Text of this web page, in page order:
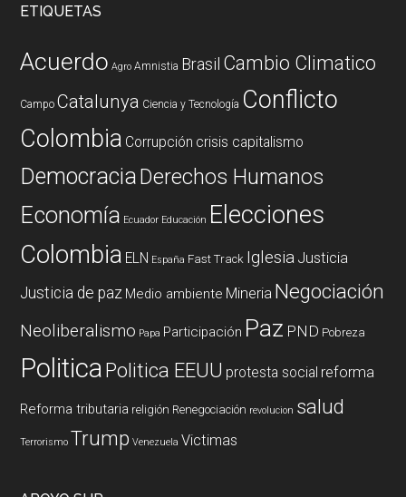
ETIQUETAS
Acuerdo Agro Amnistia Brasil Cambio Climatico
Campo Catalunya Ciencia y Tecnología Conflicto
Colombia Corrupción crisis capitalismo
DemocraciaDerechos Humanos
Economía Ecuador Educación Elecciones
Colombia ELN España Fast Track Iglesia Justicia
Justicia de paz Medio ambiente Mineria Negociación
Neoliberalismo Papa Participación Paz PND Pobreza
PoliticaPolitica EEUU protesta social reforma
Reforma tributaria religión Renegociación revolucion salud
Terrorismo Trump Venezuela Victimas